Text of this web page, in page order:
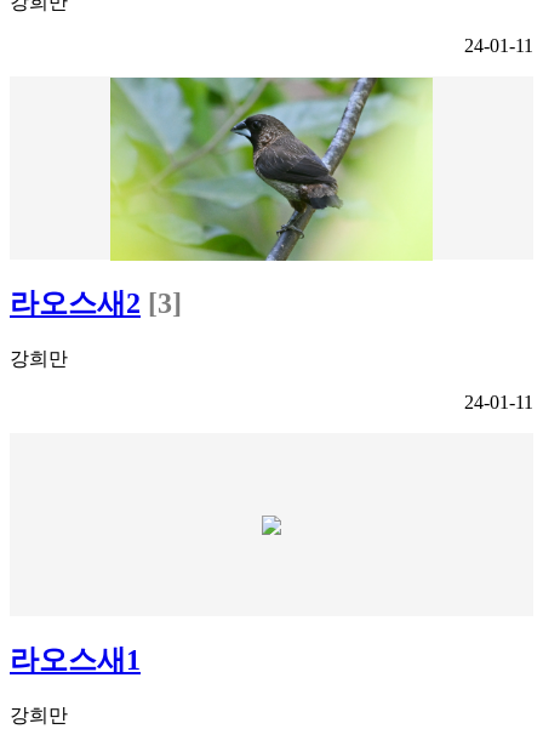
24-01-11
라오스새2 [3]
강희만
24-01-11
라오스새1
강희만